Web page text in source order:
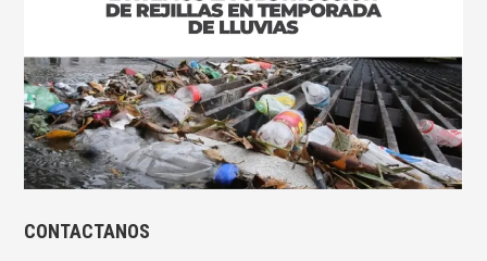
CONTACTANOS